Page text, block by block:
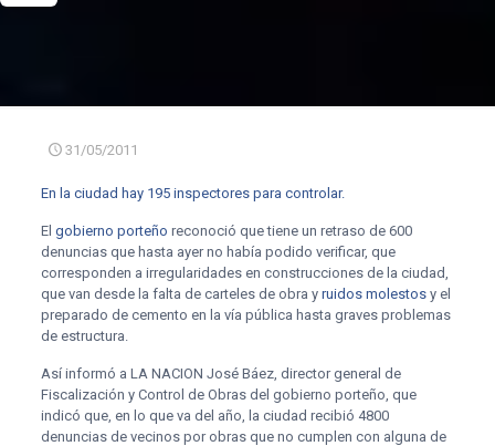
31/05/2011
En la ciudad hay 195 inspectores para controlar.
El gobierno porteño reconoció que tiene un retraso de 600
denuncias que hasta ayer no había podido verificar, que
corresponden a irregularidades en construcciones de la ciudad,
que van desde la falta de carteles de obra y ruidos molestosy el
preparado de cemento en la vía pública hasta graves problemas
de estructura.
Así informó a LA NACION José Báez, director general de
Fiscalización y Control de Obras del gobierno porteño, que
indicó que, en lo que va del año, la ciudad recibió 4800
denuncias de vecinos por obras que no cumplen con alguna de